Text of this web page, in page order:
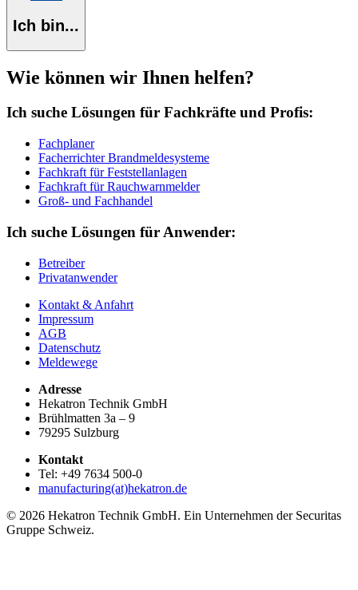
Ich bin...
Wie können wir Ihnen helfen?
Ich suche Lösungen für Fachkräfte und Profis:
Fachplaner
Facherrichter Brandmeldesysteme
Fachkraft für Feststellanlagen
Fachkraft für Rauchwarnmelder
Groß- und Fachhandel
Ich suche Lösungen für Anwender:
Betreiber
Privatanwender
Kontakt & Anfahrt
Impressum
AGB
Datenschutz
Meldewege
Adresse
Hekatron Technik GmbH
Brühlmatten 3a – 9
79295 Sulzburg
Kontakt
Tel: +49 7634 500-0
manufacturing(at)hekatron.de
© 2026 Hekatron Technik GmbH. Ein Unternehmen der Securitas
Gruppe Schweiz.